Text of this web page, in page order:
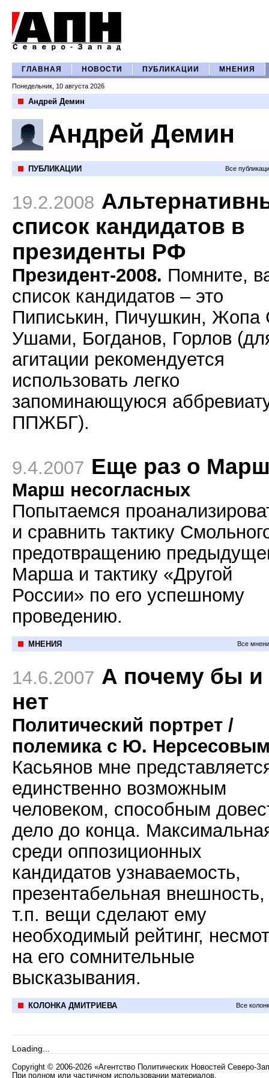
ГЛАВНАЯ НОВОСТИ ПУБЛИКАЦИИ МНЕНИЯ
Понедельник, 10 августа 2026
Андрей Демин
Андрей Демин
ПУБЛИКАЦИИ Все
19.2.2008
список кандидатов в
президенты РФ
Президент-2008. Помните,
список кандидатов – это
Пиписькин, Пичушкин, Жопа
Ушами, Богданов, Горлов
агитации рекомендуется
использовать легко
запоминающуюся
ППЖБГ).
9.4.2007 Еще раз о
Марш несогласных
Попытаемся
и сравнить тактику
предотвращению
Марша и тактику «Другой
России» по его успешному
проведению.
МНЕНИЯ Все
14.6.2007 А почему бы и
нет
Политический портрет /
полемика с Ю.
Касьянов мне
единственно возможным
человеком, способным
дело до конца.
среди оппозиционных
кандидатов узнаваемость,
презентабельная
т.п. вещи сделают ему
необходимый рейтинг,
на его сомнительные
высказывания.
КОЛОНКА ДМИТРИЕВА Все
Loading...
Copyright © 2006-2026 «Агентство Политических Новостей Северо-
При полном или частичном использовании материалов,